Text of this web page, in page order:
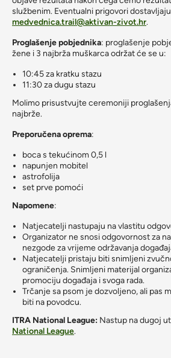
službenim. Eventualni prigovori
medvednica.trail@aktivan-zivot.hr.
Proglašenje pobjednika: proglašenje
žene i 3 najbrža muškarca održat će se u:
10:45 za kratku stazu
11:30 za dugu stazu
Molimo prisustvujte ceremoniji
najbrže.
Preporučena oprema:
boca s tekućinom 0,5 l
napunjen mobitel
astrofolija
set prve pomoći
Napomene:
Natjecatelji nastupaju na vlastitu
Organizator ne snosi odgovornost za
nezgode za vrijeme održavanja
Natjecatelji pristaju biti snimljeni
ograničenja. Snimljeni materijal
promociju događaja i svoga rada.
Trčanje sa psom je dozvoljeno, ali pas
biti na povodcu.
ITRA National League: Nastup na dugoj
National League.